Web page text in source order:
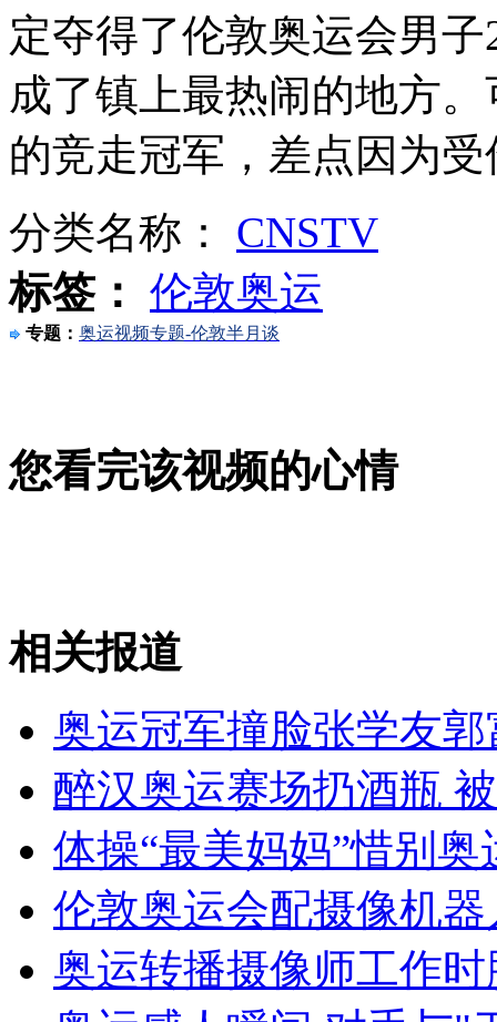
盖州小伙回家探亲连救500人
叙总理被解职 已叛逃至约旦
女孩北京地铁殴打老人 痛下狠手拳打脚踢
外交部：反对强权政治霸凌主义
外交部：有关国家言论片面不公正
安徽一实载49人客车翻车
走！跟着总书记去植树
定夺得了伦敦奥运会男
成了镇上最热闹的地方
的竞走冠军，差点因为
分类名称： CNSTV
标签： 伦敦奥运
专题： 奥运视频专题-伦敦半月谈
您看完该视频的心情
相关报道
奥运冠军撞脸张学友郭
醉汉奥运赛场扔酒瓶
体操“最美妈妈”惜别奥
伦敦奥运会配摄像机
奥运转播摄像师工作